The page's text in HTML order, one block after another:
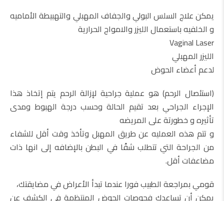
يمكن علاج السلس البولي والجفاف المهبلي والتهبيطة الأماميه
و الخلفيه باستعمال الليزر والامواج الحرارية
Vaginal Laser
الليزر المهبلي
لدعم أعضاء الحوض
(استئصال الرحم) هو عملية جراحية لإزالة الرحم يتم إتخاذ هذا
الإجراء الجراحي بعد تقيم الحالة وحسب درجة الهبوط ومدى
تأثيره و خطورتة على المريضه
و تتم هذه العمليه عن طريق المهبل وتأخذ وقت أقل للشفاء
من الجراحة التي تتطلب شقًا في البطن بالإضافه إلى انها ذات
مضاعفات أقل.
قومي بمراجعة الطبيب فورا عندما تبدأ الأعراض في مضايقتك،
يمكن أن تساعدك فحوصات الحوض المنتظمة في الكشف عن